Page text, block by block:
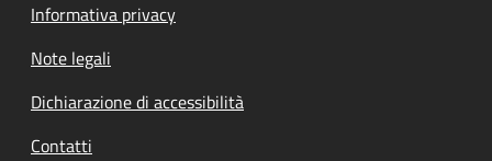
Informativa privacy
Note legali
Dichiarazione di accessibilità
Contatti